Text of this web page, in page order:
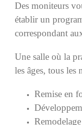
Des moniteurs
établir un
correspondant
Une salle où la
les âges, tous les
Remise en